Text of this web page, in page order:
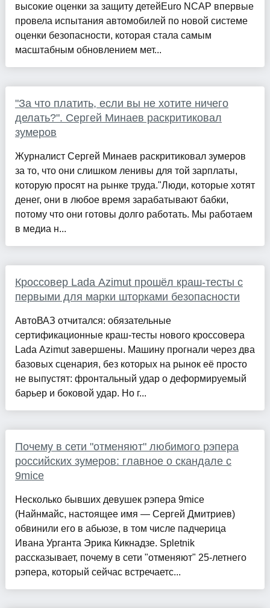
высокие оценки за защиту детейEuro NCAP впервые
провела испытания автомобилей по новой системе
оценки безопасности, которая стала самым
масштабным обновлением мет...
"За что платить, если вы не хотите ничего
делать?". Сергей Минаев раскритиковал
зумеров
Журналист Сергей Минаев раскритиковал зумеров
за то, что они слишком ленивы для той зарплаты,
которую просят на рынке труда."Люди, которые хотят
денег, они в любое время зарабатывают бабки,
потому что они готовы долго работать. Мы работаем
в медиа н...
Кроссовер Lada Azimut прошёл краш-тесты с
первыми для марки шторками безопасности
АвтоВАЗ отчитался: обязательные
сертификационные краш-тесты нового кроссовера
Lada Azimut завершены. Машину прогнали через два
базовых сценария, без которых на рынок её просто
не выпустят: фронтальный удар о деформируемый
барьер и боковой удар. Но г...
Почему в сети "отменяют" любимого рэпера
российских зумеров: главное о скандале с
9mice
Несколько бывших девушек рэпера 9mice
(Найнмайс, настоящее имя — Сергей Дмитриев)
обвинили его в абьюзе, в том числе падчерица
Ивана Урганта Эрика Кикнадзе. Spletnik
рассказывает, почему в сети "отменяют" 25-летнего
рэпера, который сейчас встречаетс...